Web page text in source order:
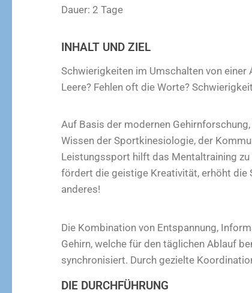
Dauer: 2 Tage
INHALT UND ZIEL
Schwierigkeiten im Umschalten von
Leere? Fehlen oft die Worte?
Auf Basis der modernen
Wissen der Sportkinesiologie, der
Leistungssport hilft das Mentaltraining
fördert die geistige Kreativität, erhöht die
anderes!
Die Kombination von Entspannung,
Gehirn, welche für den täglichen Ablauf
synchronisiert. Durch gezielte
DIE DURCHFÜHRUNG